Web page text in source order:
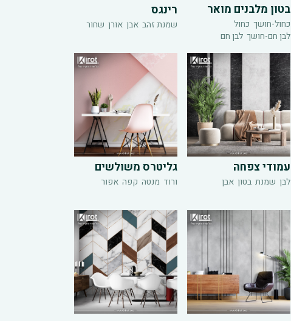
בטון מלבנים מואר
כחול-חושך כחול
לבן חם-חושך לבן חם
רינגס
שמנת זהב אבן אורן שחור
עמודי צפחה
לבן שמנת בטון אבן
גליטרס משולשים
ורוד מנטה קפה אפור